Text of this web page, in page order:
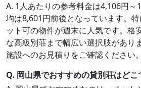
A. 1人あたりの参考料金は4,106円
均は8,601円前後となっています。
ット可の物件が週末に人気です。格
な高級別荘まで幅広い選択肢があり
施設へのお見積りをご確認ください。
Q. 岡山県でおすすめの貸別荘はどこ